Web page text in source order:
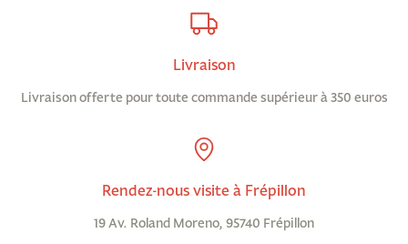
Livraison
Livraison offerte pour toute commande supérieur à 350 euros
Rendez-nous visite à Frépillon
19 Av. Roland Moreno, 95740 Frépillon